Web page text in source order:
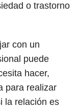
o trastorno
con un
puede
hacer,
para realizar
la relación es